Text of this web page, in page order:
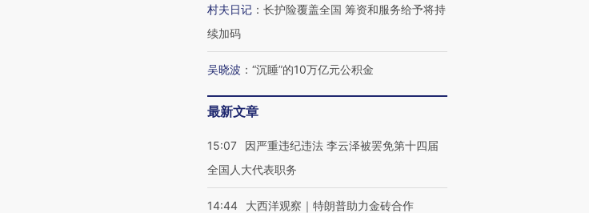
村夫日记 ： 长护险覆盖全国 筹资和服务给予将持
续加码
吴晓波 ： “沉睡”的10万亿元公积金
最新文章
15:07
因严重违纪违法 李云泽被罢免第十四届
全国人大代表职务
14:44 大西洋观察｜特朗普助力金砖合作